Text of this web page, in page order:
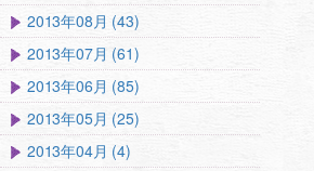
2013年08月 (43)
2013年07月 (61)
2013年06月 (85)
2013年05月 (25)
2013年04月 (4)